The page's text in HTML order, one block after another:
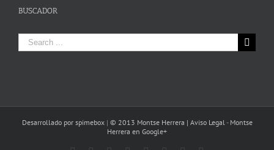
BUSCADOR
Search
for:
Desarrollado por spimebox| © 2013 Montse Herrera | Aviso Legal - Montse
Herrera en Google+